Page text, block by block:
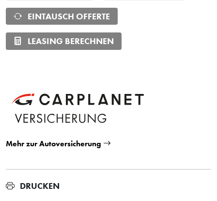
EINTAUSCH OFFERTE
LEASING BERECHNEN
Mehr zur Autoversicherung
DRUCKEN